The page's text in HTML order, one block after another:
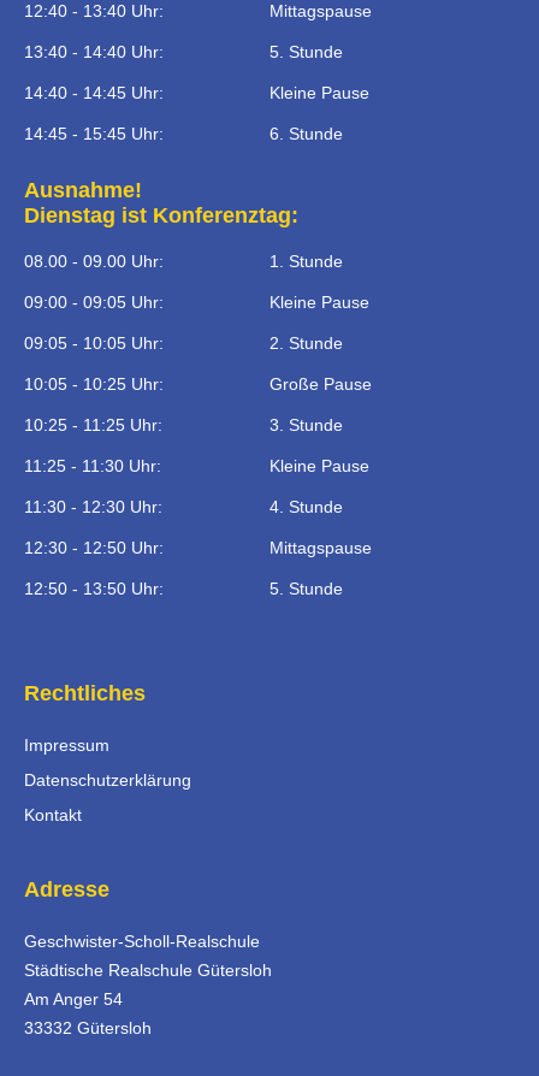
12:40 - 13:40 Uhr: Mittagspause
13:40 - 14:40 Uhr: 5. Stunde
14:40 - 14:45 Uhr: Kleine Pause
14:45 - 15:45 Uhr: 6. Stunde
Ausnahme!
Dienstag ist Konferenztag:
08.00 - 09.00 Uhr: 1. Stunde
09:00 - 09:05 Uhr: Kleine Pause
09:05 - 10:05 Uhr: 2. Stunde
10:05 - 10:25 Uhr: Große Pause
10:25 - 11:25 Uhr: 3. Stunde
11:25 - 11:30 Uhr: Kleine Pause
11:30 - 12:30 Uhr: 4. Stunde
12:30 - 12:50 Uhr: Mittagspause
12:50 - 13:50 Uhr: 5. Stunde
Rechtliches
Impressum
Datenschutzerklärung
Kontakt
Adresse
Geschwister-Scholl-Realschule
Städtische Realschule Gütersloh
Am Anger 54
33332 Gütersloh